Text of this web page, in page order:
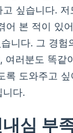
싶습니다. 저
어 본 적이 있
니다. 그 경험
여러분도 똑같
록 도와주고 싶
다.
심 부